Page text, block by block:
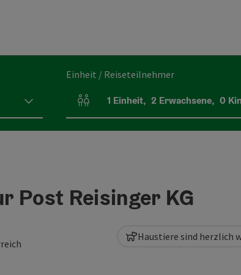
Einheit / Reiseteilnehmer
Einheitenanzahl und Personenfelder
1 Einheit, 2 Erwachsene, 0
Post Reisinger KG
Haustiere sind herzlich